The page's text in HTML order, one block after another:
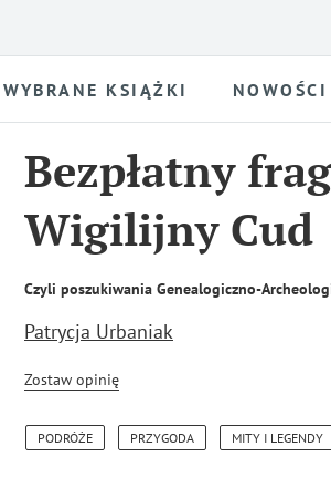
WYBRANE KSIĄŻKI NOWOŚCI
Bezpłatny
Wigilijny Cud
Czyli poszukiwania Genealogiczno-
Patrycja Urbaniak
Zostaw opinię
PODRÓŻE PRZYGODA MITY I LEGENDY